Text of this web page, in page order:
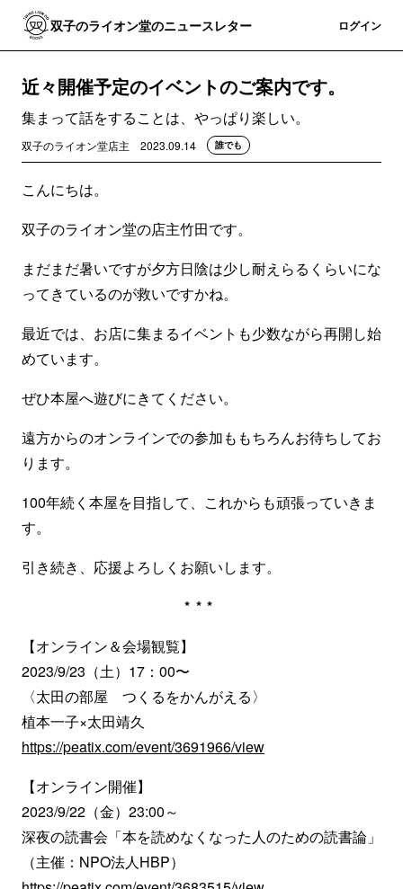
双子のライオン堂のニュースレター ログイン
近々開催予定のイベントのご案内です。
集まって話をすることは、やっぱり楽しい。
双子のライオン堂店主 2023.09.14 誰でも
こんにちは。
双子のライオン堂の店主竹田です。
まだまだ暑いですが夕方日陰は少し耐えらるくらいにな
ってきているのが救いですかね。
最近では、お店に集まるイベントも少数ながら再開し始
めています。
ぜひ本屋へ遊びにきてください。
遠方からのオンラインでの参加ももちろんお待ちしてお
ります。
100年続く本屋を目指して、これからも頑張っていきま
す。
引き続き、応援よろしくお願いします。
***
【オンライン＆会場観覧】
2023/9/23（土）17：00〜
〈太田の部屋 つくるをかんがえる〉
植本一子×太田靖久
https://peatix.com/event/3691966/view
【オンライン開催】
2023/9/22（金）23:00～
深夜の読書会「本を読めなくなった人のための読書論」
（主催：NPO法人HBP）